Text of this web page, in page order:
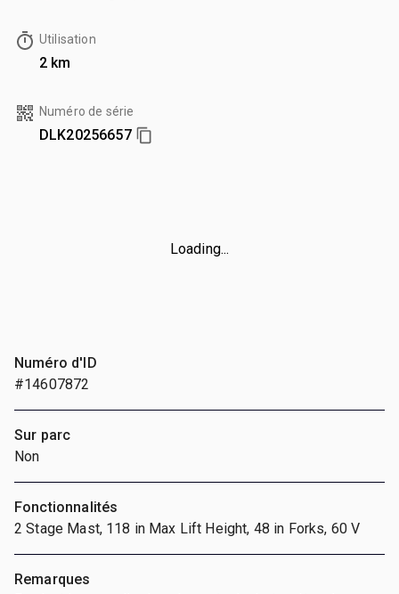
Utilisation
2 km
Numéro de série
DLK20256657
Loading...
Numéro d'ID
#14607872
Sur parc
Non
Fonctionnalités
2 Stage Mast, 118 in Max Lift Height, 48 in Forks, 60 V
Remarques